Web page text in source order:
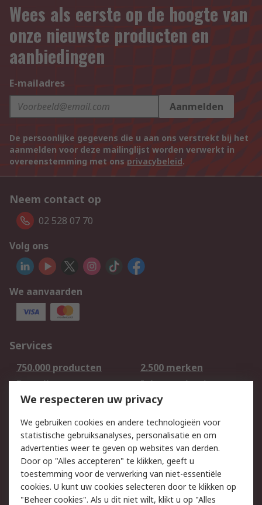
Wees als eerste op de hoogte van
onze nieuwste producten en
aanbiedingen
E-mailadres
Aanmelden
De persoonlijke gegevens die u aan ons verstrekt bij het
aanmelden voor deze mailinglijst worden verwerkt in
overeenstemming met ons privacybeleid.
Neem contact op
02 528 07 70
Volg ons
We aanvaarden
Services
750.000 producten
2.500 merken
Bestellen
Inkoopoplossingen
Retouren
Technisch advies
Track & Trace
Wettelijk
Cookiebeleid
Email veiligheid
Privacybeleid -
Bijgewerkt
Websitevoorwaarden
We respecteren uw privacy
We gebruiken cookies en andere technologieën voor
statistische gebruiksanalyses, personalisatie en om
advertenties weer te geven op websites van derden.
Door op "Alles accepteren" te klikken, geeft u
toestemming voor de verwerking van niet-essentiële
cookies. U kunt uw cookies selecteren door te klikken op
"Beheer cookies". Als u dit niet wilt, klikt u op "Alles